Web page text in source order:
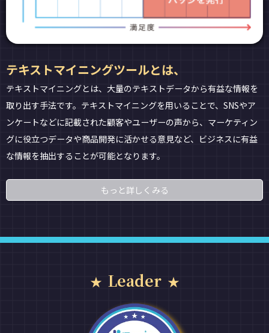
テキストマイニングツールとは、
テキストマイニングとは、大量のテキストデータから有益な情報を
取り出す手法です。テキストマイニングを用いることで、SNSやア
ンケートなどに記載された顧客やユーザーの声から、マーケティン
グに役立つデータや商品開発に活かせる意見など、ビジネスに有益
な情報を抽出することが可能となります。
もっと詳しくみる
Leader